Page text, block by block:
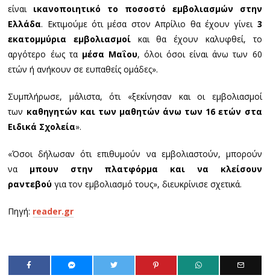
είναι ικανοποιητικό το ποσοστό εμβολιασμών στην
Ελλάδα. Εκτιμούμε ότι μέσα στον Απρίλιο θα έχουν γίνει 3
εκατομμύρια εμβολιασμοί και θα έχουν καλυφθεί, το
αργότερο έως τα μέσα Μαΐου, όλοι όσοι είναι άνω των 60
ετών ή ανήκουν σε ευπαθείς ομάδες».
Συμπλήρωσε, μάλιστα, ότι «ξεκίνησαν και οι εμβολιασμοί
των καθηγητών και των μαθητών άνω των 16 ετών στα
Ειδικά Σχολεία».
«Όσοι δήλωσαν ότι επιθυμούν να εμβολιαστούν, μπορούν
να μπουν στην πλατφόρμα και να κλείσουν
ραντεβούγια τον εμβολιασμό τους», διευκρίνισε σχετικά.
Πηγή: reader.gr